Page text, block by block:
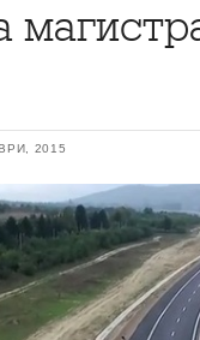
2015